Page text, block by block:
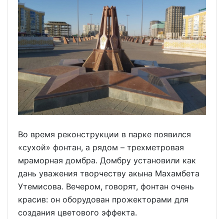
Во время реконструкции в парке появился
«сухой» фонтан, а рядом – трехметровая
мраморная домбра. Домбру установили как
дань уважения творчеству акына Махамбета
Утемисова. Вечером, говорят, фонтан очень
красив: он оборудован прожекторами для
создания цветового эффекта.